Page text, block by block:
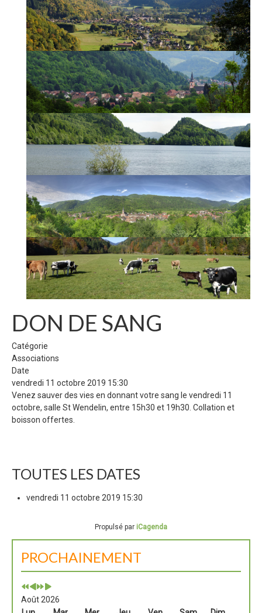
DON DE SANG
Catégorie
Associations
Date
vendredi 11 octobre 2019 15:30
Venez sauver des vies en donnant votre sang le vendredi 11
octobre, salle St Wendelin, entre 15h30 et 19h30. Collation et
boisson offertes.
TOUTES LES DATES
vendredi 11 octobre 2019 15:30
Propulsé par iCagenda
PROCHAINEMENT
Août 2026